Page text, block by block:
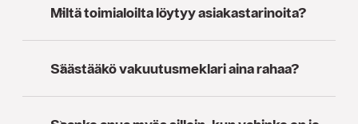
Miltä toimialoilta löytyy asiakastarinoita?
Säästääkö vakuutusmeklari aina rahaa?